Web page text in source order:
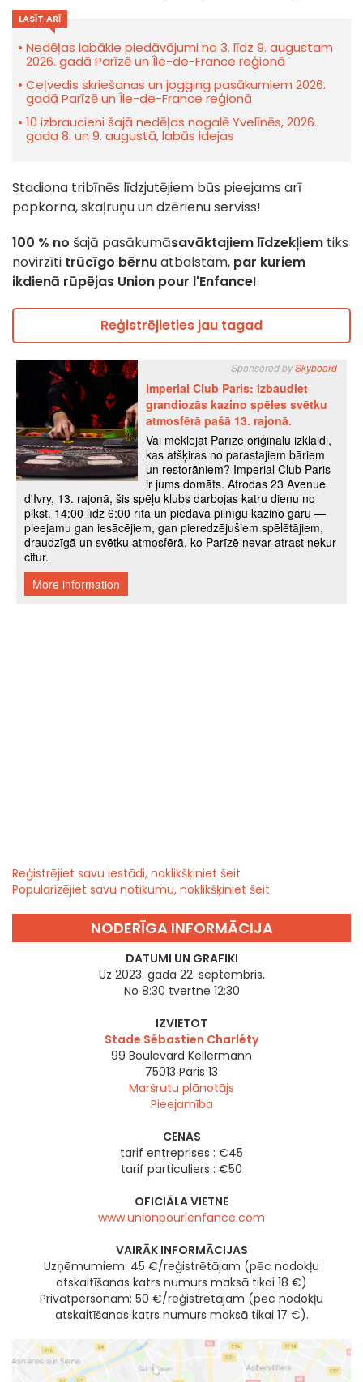
LASĪT ARĪ
Nedēļas labākie piedāvājumi no 3. līdz 9. augustam
2026. gadā Parīzē un Île-de-France reģionā
Ceļvedis skriešanas un jogging pasākumiem 2026.
gadā Parīzē un Île-de-France reģionā
10 izbraucieni šajā nedēļas nogalē Yvelīnēs, 2026.
gada 8. un 9. augustā, labās idejas
Stadiona tribīnēs līdzjutējiem būs pieejams arī
popkorna, skaļruņu un dzērienu serviss!
100 % no šajā pasākumāsavāktajiem līdzekļiem tiks
novirzīti trūcīgo bērnuatbalstam, par kuriem
ikdienā rūpējas Union pour l'Enfance!
Reģistrējieties jau tagad
Reģistrējiet savu iestādi, noklikšķiniet šeit
Popularizējiet savu notikumu, noklikšķiniet šeit
NODERĪGA INFORMĀCIJA
DATUMI UN GRAFIKI
Uz 2023. gada 22. septembris,
No 8:30 tvertne 12:30
IZVIETOT
Stade Sébastien Charléty
99 Boulevard Kellermann
75013 Paris 13
Maršrutu plānotājs
Pieejamība
CENAS
tarif entreprises : €45
tarif particuliers : €50
OFICIĀLA VIETNE
www.unionpourlenfance.com
VAIRĀK INFORMĀCIJAS
Uzņēmumiem: 45 €/reģistrētājam (pēc nodokļu
atskaitīšanas katrs numurs maksā tikai 18 €)
Privātpersonām: 50 €/reģistrētājam (pēc nodokļu
atskaitīšanas katrs numurs maksā tikai 17 €).